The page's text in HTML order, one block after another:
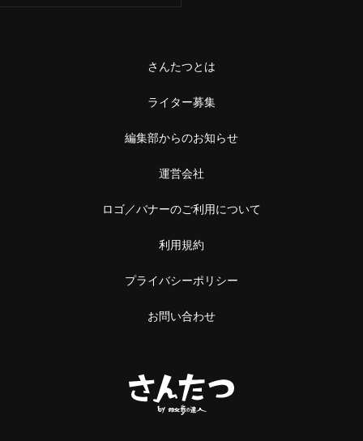
さんたつとは
ライター募集
編集部からのお知らせ
運営会社
ロゴ／バナーのご利用について
利用規約
プライバシーポリシー
お問い合わせ